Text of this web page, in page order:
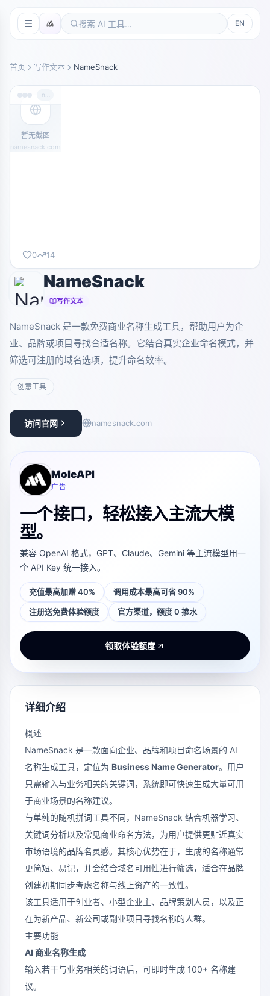
EN
首页 写作文本 NameSnack
暂无截图
namesnack.com
0 14
NameSnack
写作文本
NameSnack 是一款免费商业名称生成工具，帮助用户为企
业、品牌或项目寻找合适名称。它结合真实企业命名模式，并
筛选可注册的域名选项，提升命名效率。
创意工具
访问官网 namesnack.com
MoleAPI
广告
一个接口，轻松接入主流大模
型。
兼容 OpenAI 格式，GPT、Claude、Gemini 等主流模型用一
个 API Key 统一接入。
充值最高加赠 40% 调用成本最高可省 90%
注册送免费体验额度 官方渠道，额度 0 掺水
领取体验额度
详细介绍
概述
NameSnack 是一款面向企业、品牌和项目命名场景的 AI
名称生成工具，定位为 Business Name Generator。用户
只需输入与业务相关的关键词，系统即可快速生成大量可用
于商业场景的名称建议。
与单纯的随机拼词工具不同，NameSnack 结合机器学习、
关键词分析以及常见商业命名方法，为用户提供更贴近真实
市场语境的品牌名灵感。其核心优势在于，生成的名称通常
更简短、易记，并会结合域名可用性进行筛选，适合在品牌
创建初期同步考虑名称与线上资产的一致性。
该工具适用于创业者、小型企业主、品牌策划人员，以及正
在为新产品、新公司或副业项目寻找名称的人群。
主要功能
AI 商业名称生成
输入若干与业务相关的词语后，可即时生成 100+ 名称建
议。